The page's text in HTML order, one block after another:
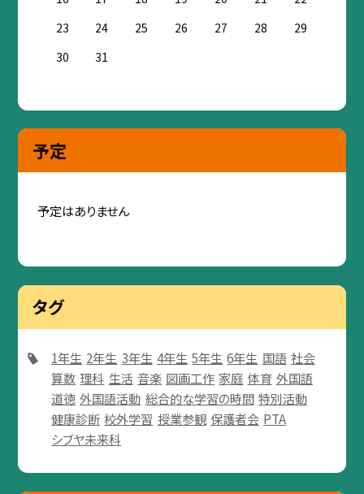
23
24 25 26 27 28
29
30
31
予定
予定はありません
タグ
1年生 2年生 3年生 4年生 5年生 6年生 国語 社会
算数 理科 生活 音楽 図画工作 家庭 体育 外国語
道徳 外国語活動 総合的な学習の時間 特別活動
健康診断 校外学習 授業参観 保護者会 PTA
シブヤ未来科